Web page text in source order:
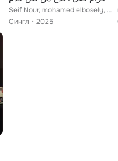
Seif Nour, mohamed elbosely, طشطوش
Сингл
2025